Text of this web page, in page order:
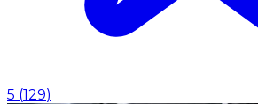
5 (129)